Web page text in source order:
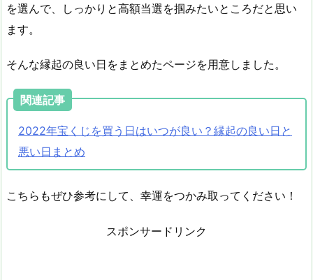
を選んで、しっかりと高額当選を掴みたいところだと思い
ます。
そんな縁起の良い日をまとめたページを用意しました。
関連記事
2022年宝くじを買う日はいつが良い？縁起の良い日と
悪い日まとめ
こちらもぜひ参考にして、幸運をつかみ取ってください！
スポンサードリンク